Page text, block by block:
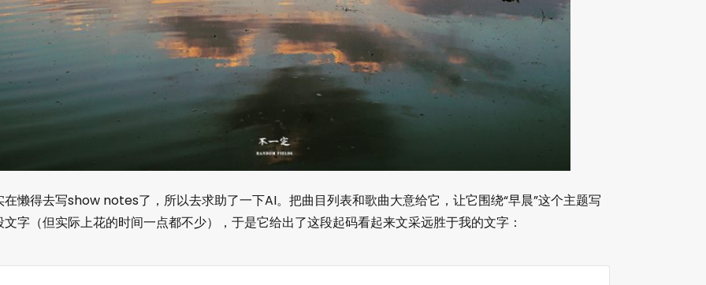
在懒得去写show notes了，所以去求助了一下AI。把曲目列表和歌曲大意给它，让它围绕“早晨”这个主题写
文字（但实际上花的时间一点都不少），于是它给出了这段起码看起来文采远胜于我的文字：